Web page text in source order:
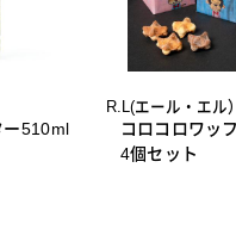
ー510ml
R.L(エール・エル）
コロコロワッ
4個セット